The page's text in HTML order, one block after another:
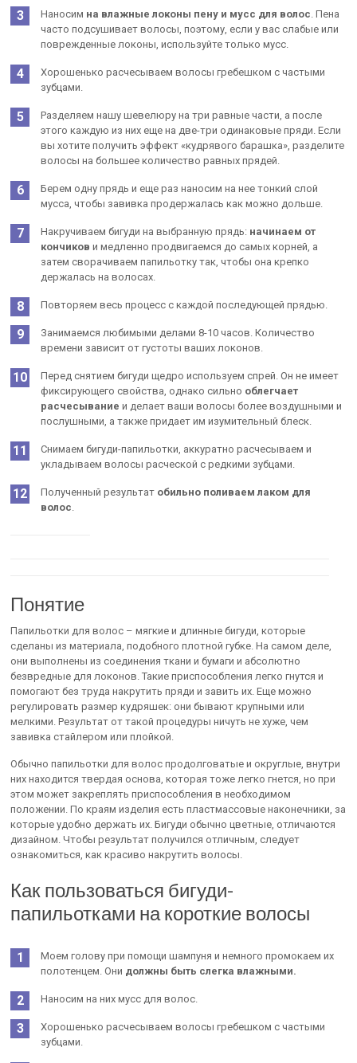
Наносим на влажные локоны пену и мусс для волос. Пена
часто подсушивает волосы, поэтому, если у вас слабые или
поврежденные локоны, используйте только мусс.
Хорошенько расчесываем волосы гребешком с частыми
зубцами.
Разделяем нашу шевелюру на три равные части, а после
этого каждую из них еще на две-три одинаковые пряди. Если
вы хотите получить эффект «кудрявого барашка», разделите
волосы на большее количество равных прядей.
Берем одну прядь и еще раз наносим на нее тонкий слой
мусса, чтобы завивка продержалась как можно дольше.
Накручиваем бигуди на выбранную прядь: начинаем от
кончиков и медленно продвигаемся до самых корней, а
затем сворачиваем папильотку так, чтобы она крепко
держалась на волосах.
Повторяем весь процесс с каждой последующей прядью.
Занимаемся любимыми делами 8-10 часов. Количество
времени зависит от густоты ваших локонов.
Перед снятием бигуди щедро используем спрей. Он не имеет
фиксирующего свойства, однако сильно облегчает
расчесывание и делает ваши волосы более воздушными и
послушными, а также придает им изумительный блеск.
Снимаем бигуди-папильотки, аккуратно расчесываем и
укладываем волосы расческой с редкими зубцами.
Полученный результат обильно поливаем лаком для
волос.
Понятие
Папильотки для волос – мягкие и длинные бигуди, которые
сделаны из материала, подобного плотной губке. На самом деле,
они выполнены из соединения ткани и бумаги и абсолютно
безвредные для локонов. Такие приспособления легко гнутся и
помогают без труда накрутить пряди и завить их. Еще можно
регулировать размер кудряшек: они бывают крупными или
мелкими. Результат от такой процедуры ничуть не хуже, чем
завивка стайлером или плойкой.
Обычно папильотки для волос продолговатые и округлые, внутри
них находится твердая основа, которая тоже легко гнется, но при
этом может закреплять приспособления в необходимом
положении. По краям изделия есть пластмассовые наконечники, за
которые удобно держать их. Бигуди обычно цветные, отличаются
дизайном. Чтобы результат получился отличным, следует
ознакомиться, как красиво накрутить волосы.
Как пользоваться бигуди-
папильотками на короткие волосы
Моем голову при помощи шампуня и немного промокаем их
полотенцем. Они должны быть слегка влажными.
Наносим на них мусс для волос.
Хорошенько расчесываем волосы гребешком с частыми
зубцами.